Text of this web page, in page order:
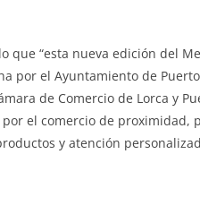
que “esta nueva edición del
por el Ayuntamiento de
de Comercio de Lorca y
el comercio de proximidad,
y atención